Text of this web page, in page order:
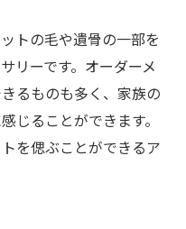
トの毛や遺骨の一部を
リーです。オーダーメ
るものも多く、家族の
じることができます。
を偲ぶことができるア